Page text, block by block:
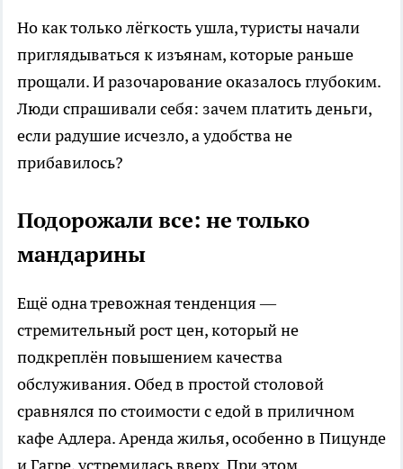
Но как только лёгкость ушла, туристы начали
приглядываться к изъянам, которые раньше
прощали. И разочарование оказалось глубоким.
Люди спрашивали себя: зачем платить деньги,
если радушие исчезло, а удобства не
прибавилось?
Подорожали все: не только
мандарины
Ещё одна тревожная тенденция —
стремительный рост цен, который не
подкреплён повышением качества
обслуживания. Обед в простой столовой
сравнялся по стоимости с едой в приличном
кафе Адлера. Аренда жилья, особенно в Пицунде
и Гагре, устремилась вверх. При этом